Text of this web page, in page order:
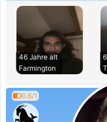
46 Jahre alt
Farmington
0.6/1